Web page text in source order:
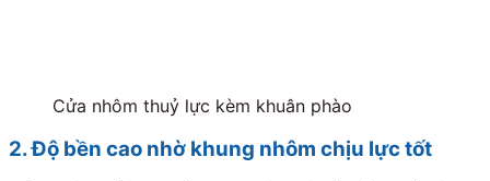
Cửa nhôm thuỷ lực kèm khuân phào
2. Độ bền cao nhờ khung nhôm chịu lực tốt